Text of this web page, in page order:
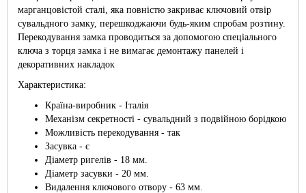
марганцовістой сталі, яка повністю закриває ключовий отвір
сувальдного замку, перешкоджаючи будь-яким спробам розтину.
Перекодування замка проводиться за допомогою спеціального
ключа з торця замка і не вимагає демонтажу панелей і
декоративних накладок
Характеристика:
Країна-виробник - Італія
Механізм секретності - сувальдний з подвійною борідкою
Можливість перекодування - так
Засувка - є
Діаметр ригелів - 18 мм.
Діаметр засувки - 20 мм.
Видалення ключового отвору - 63 мм.